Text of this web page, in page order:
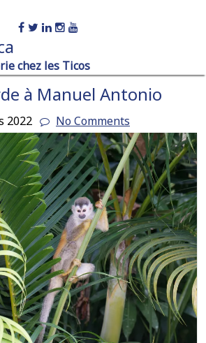
chez les Ticos
à Manuel Antonio
2022 No Comments